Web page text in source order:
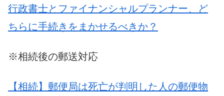
行政書士とファイナンシャルプランナー、ど
ちらに手続きをまかせるべきか？
※相続後の郵送対応
【相続】郵便局は死亡が判明した人の郵便物